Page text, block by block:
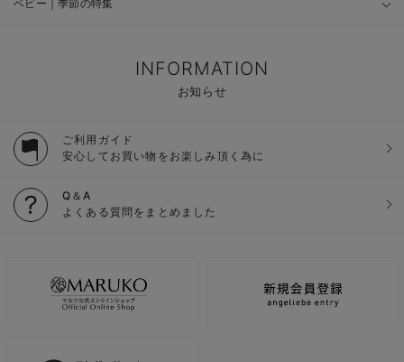
ベビー｜季節の特集
INFORMATION
お知らせ
ご利用ガイド
安心してお買い物をお楽しみ頂く為に
Q＆A
よくある質問をまとめました